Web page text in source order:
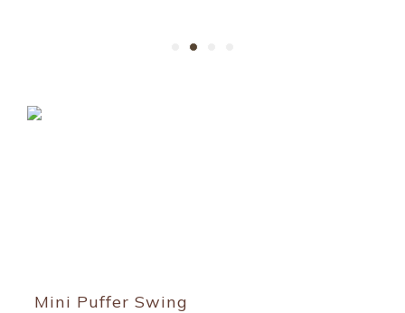
Mini Puffer Swing